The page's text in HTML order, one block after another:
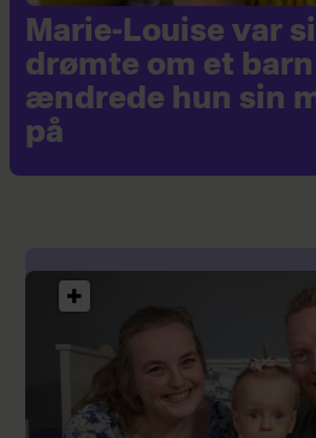
Marie-Louise var
drømte om et barn
ændrede hun sin
på